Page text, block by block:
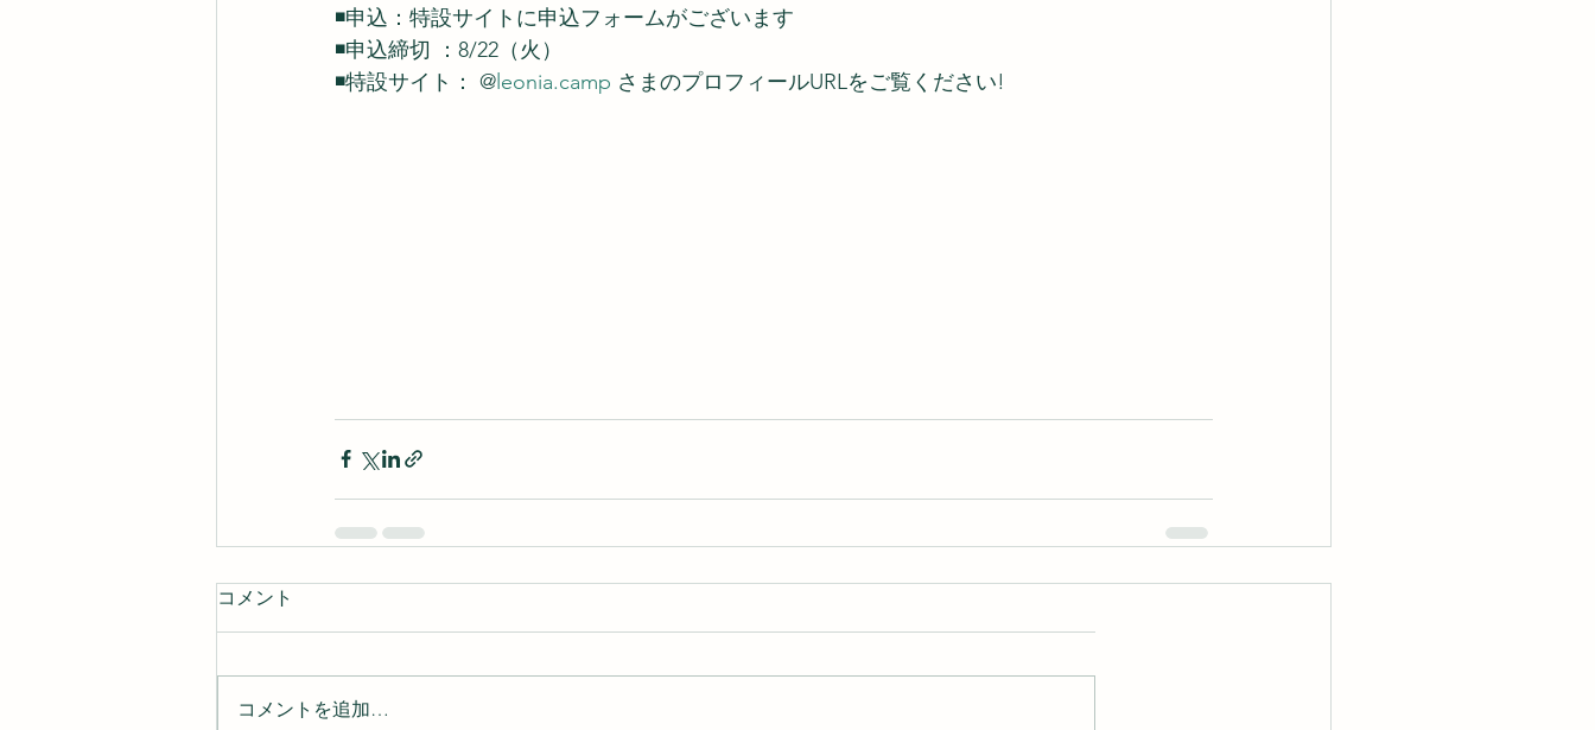
◾️申込：特設サイトに申込フォームがございます
◾️申込締切 ：8/22（火）
◾️特設サイト： @leonia.camp さまのプロフィールURLをご覧ください!
コメント
コメントを追加…